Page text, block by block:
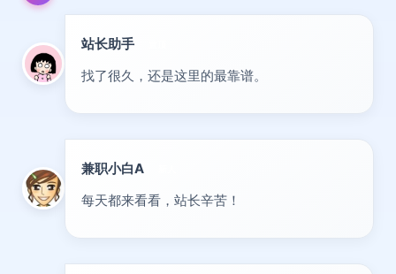
站长助手
找了很久，还是这里的最靠谱。
兼职小白A
每天都来看看，站长辛苦！